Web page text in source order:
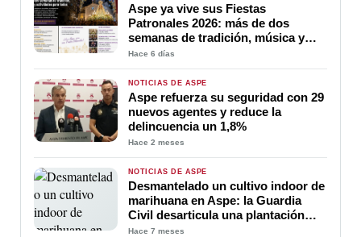
Aspe ya vive sus Fiestas
Patronales 2026: más de dos
semanas de tradición, música y
actividades para todos
Hace 6 días
NOTICIAS DE ASPE
Aspe refuerza su seguridad con 29
nuevos agentes y reduce la
delincuencia un 1,8%
Hace 2 meses
NOTICIAS DE ASPE
Desmantelado un cultivo indoor de
marihuana en Aspe: la Guardia
Civil desarticula una plantación
ilegal en una vivienda
Hace 7 meses